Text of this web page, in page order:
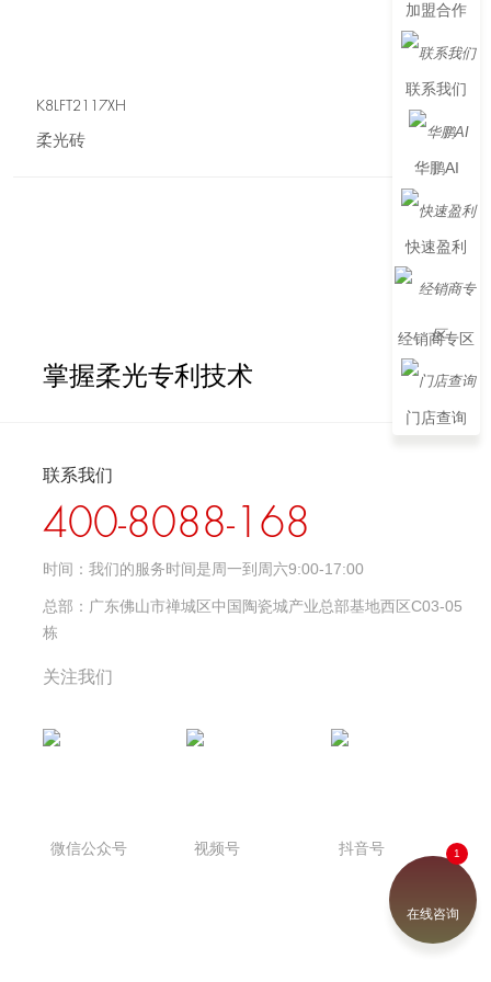
K8LFT2117XH
柔光砖
掌握柔光专利技术
联系我们
400-8088-168
时间： 我们的服务时间是周一到周六9:00-17:00
总部： 广东佛山市禅城区中国陶瓷城产业总部基地西区C03-05
栋
关注我们
微信公众号 视频号 抖音号
加盟合作
联系我们
华鹏AI
快速盈利
经销商专区
门店查询
在线咨询